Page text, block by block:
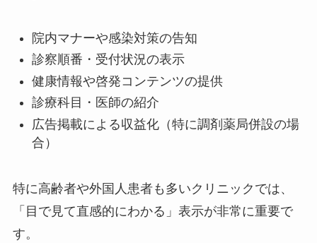
院内マナーや感染対策の告知
診察順番・受付状況の表示
健康情報や啓発コンテンツの提供
診療科目・医師の紹介
広告掲載による収益化（特に調剤薬局併設の場
合）
特に高齢者や外国人患者も多いクリニックでは、
「目で見て直感的にわかる」表示が非常に重要で
す。